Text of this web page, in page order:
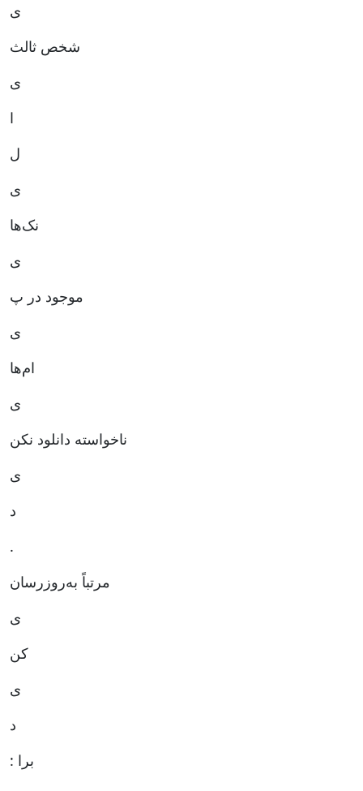
ی
شخص ثالث
ی
ا
ل
ی
نک‌ها
ی
موجود در پ
ی
ام‌ها
ی
ناخواسته دانلود نکن
ی
د
.
مرتباً به‌روزرسان
ی
کن
ی
د
: برا